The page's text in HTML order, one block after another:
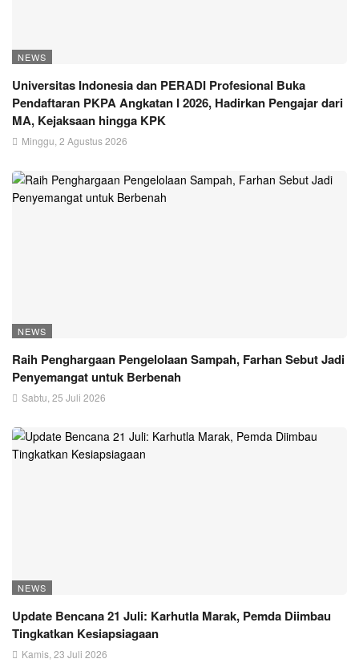
NEWS
Universitas Indonesia dan PERADI Profesional Buka
Pendaftaran PKPA Angkatan I 2026, Hadirkan Pengajar dari
MA, Kejaksaan hingga KPK
Minggu, 2 Agustus 2026
NEWS
Raih Penghargaan Pengelolaan Sampah, Farhan Sebut Jadi
Penyemangat untuk Berbenah
Sabtu, 25 Juli 2026
NEWS
Update Bencana 21 Juli: Karhutla Marak, Pemda Diimbau
Tingkatkan Kesiapsiagaan
Kamis, 23 Juli 2026